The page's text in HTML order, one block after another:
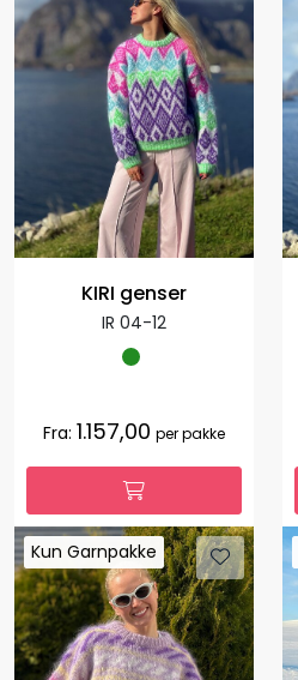
KIRI genser
IR 04-12
Fra: 1.157,00 per pakke
Kun Garnpakke
Kun Garnpakke